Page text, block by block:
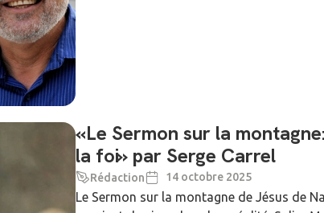
«Le Sermon sur la
la foi» par Serge Carrel
Rédaction 14 octobre 2025
Le Sermon sur la montagne de Jésus de